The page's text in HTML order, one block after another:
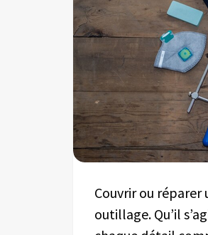
Couvrir ou réparer
outillage. Qu’il